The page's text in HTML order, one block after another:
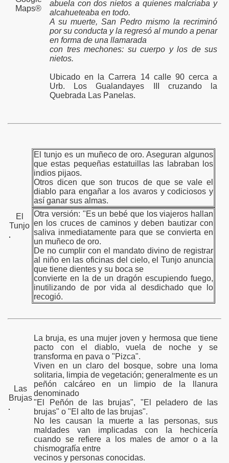
Maps®
abuela con dos nietos a quienes malcriaba y
alcahueteaba en todo.
A su muerte, San Pedro mismo la recriminó
por su conducta y la regresó al mundo a penar
en forma de una llamarada
con tres mechones: su cuerpo y los de sus
nietos.
Ubicado en la Carrera 14 calle 90 cerca a
Urb. Los Gualandayes III cruzando la
Quebrada Las Panelas.
El
Tunjo
El tunjo es un muñeco de oro. Aseguran algunos
que estas pequeñas estatuillas las labraban los
indios pijaos.
Otros dicen que son trucos de que se vale el
diablo para engañar a los avaros y codiciosos y
así ganar sus almas.
Otra versión: "Es un bebé que los viajeros hallan
en los cruces de caminos y deben bautizar con
saliva inmediatamente para que se convierta en
un muñeco de oro.
De no cumplir con el mandato divino de registrar
al niño en las oficinas del cielo, el Tunjo anuncia
que tiene dientes y su boca se
convierte en la de un dragón escupiendo fuego,
inutilizando de por vida al desdichado que lo
recogió.
Las
Brujas
La bruja, es una mujer joven y hermosa que tiene
pacto con el diablo, vuela de noche y se
transforma en pava o "Pizca".
Viven en un claro del bosque, sobre una loma
solitaria, limpia de vegetación; generalmente es un
peñón calcáreo en un limpio de la llanura
denominado
"El Peñón de las brujas", "El peladero de las
brujas" o "El alto de las brujas".
No les causan la muerte a las personas, sus
maldades van implicadas con la hechicería
cuando se refiere a los males de amor o a la
chismografía entre
vecinos y personas conocidas.